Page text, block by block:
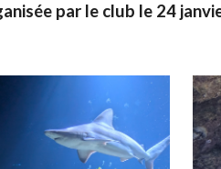
par le club le 24